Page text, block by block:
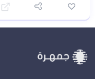
✓
رغم قدمه (260 سنة)، يظل
بأزماتنا السياسية المعاصرة